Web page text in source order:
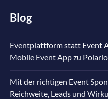
Blog
Eventplattform statt Event
Mobile Event App zu Polario
Mit der richtigen Event
Reichweite, Leads und